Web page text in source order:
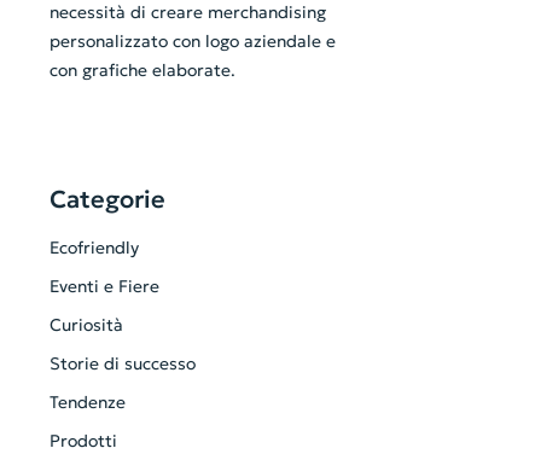
necessità di creare merchandising
personalizzato con logo aziendale e
con grafiche elaborate.
Categorie
Ecofriendly
Eventi e Fiere
Curiosità
Storie di successo
Tendenze
Prodotti